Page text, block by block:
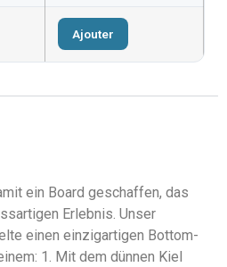
Ajouter
ein Board geschaffen, das
Erlebnis. Unser
einen einzigartigen Bottom-
1. Mit dem dünnen Kiel